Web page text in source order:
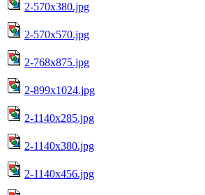
2-570x380.jpg
2-570x570.jpg
2-768x875.jpg
2-899x1024.jpg
2-1140x285.jpg
2-1140x380.jpg
2-1140x456.jpg